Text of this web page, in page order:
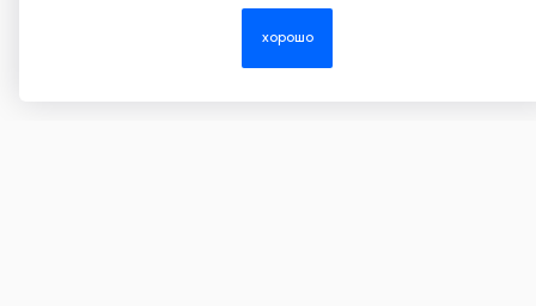
Copyright ©2015-2026. Завод Econex. Производство
светотехнического оборудования. При использовании
хорошо